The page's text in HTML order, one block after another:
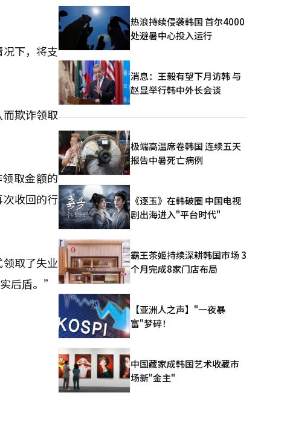
下，将支
欺诈领取
取金额的
收回的行
取了失业
后盾。”
热浪持续侵袭韩国 首尔4000
处避暑中心投入运行
消息：王毅有望下月访韩 与
赵显举行韩中外长会谈
极端高温席卷韩国 连续五天
报告中暑死亡病例
《逐玉》在韩破圈 中国电视
剧出海进入"平台时代"
霸王茶姬持续深耕韩国市场 3
个月完成8家门店布局
【亚洲人之声】"一夜暴
富"梦碎！
中国藏家成韩国艺术收藏市
场新"金主"